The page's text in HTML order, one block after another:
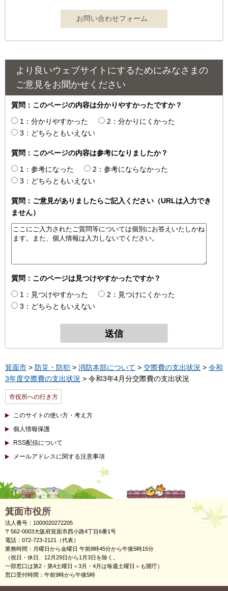
より良いウェブサイトにするためにみなさまの
ご意見をお聞かせください
質問：このページの内容は分かりやすかったですか？
1：分かりやすかった
2：分かりにくかった
3：どちらともいえない
質問：このページの内容は参考になりましたか？
1：参考になった
2：参考にならなかった
3：どちらともいえない
質問：ご意見がありましたらご記入ください（URLは入力でき
ません）
質問：このページは見つけやすかったですか？
1：見つけやすかった
2：見つけにくかった
3：どちらともいえない
箕面市 > 防災・防犯 > 消防本部について > 交際費の支出状況 > 令和
3年度交際費の支出状況 > 令和3年4月分交際費の支出状況
市役所への行き方
このサイトの使い方・考え方
個人情報保護
RSS配信について
メールアドレスに関する注意事項
箕面市役所
法人番号：1000020272205
〒562-0003大阪府箕面市西小路4丁目6番1号
電話：072-723-2121（代表）
業務時間：月曜日から金曜日 午前8時45分から午後5時15分
（祝日・休日、12月29日から1月3日を除く。
一部窓口は第2・第4土曜日＜3月・4月は毎週土曜日＞も開庁）
窓口受付時間：午前9時から午後5時